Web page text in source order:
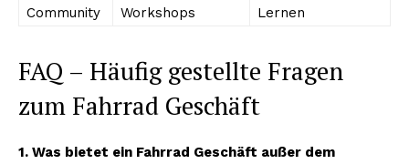
Community
Workshops
Lernen
FAQ – Häufig gestellte Fragen
zum Fahrrad Geschäft
1. Was bietet ein Fahrrad Geschäft außer dem